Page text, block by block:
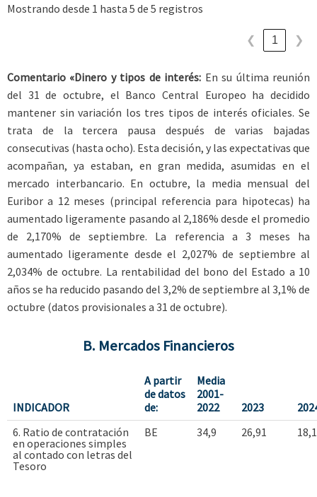
Mostrando desde 1 hasta 5 de 5 registros
❮ 1 ❯
Comentario «Dinero y tipos de interés: En su última reunión
del 31 de octubre, el Banco Central Europeo ha decidido
mantener sin variación los tres tipos de interés oficiales. Se
trata de la tercera pausa después de varias bajadas
consecutivas (hasta ocho). Esta decisión, y las expectativas que
acompañan, ya estaban, en gran medida, asumidas en el
mercado interbancario. En octubre, la media mensual del
Euribor a 12 meses (principal referencia para hipotecas) ha
aumentado ligeramente pasando al 2,186% desde el promedio
de 2,170% de septiembre. La referencia a 3 meses ha
aumentado ligeramente desde el 2,027% de septiembre al
2,034% de octubre. La rentabilidad del bono del Estado a 10
años se ha reducido pasando del 3,2% de septiembre al 3,1% de
octubre (datos provisionales a 31 de octubre).
B. Mercados Financieros
INDICADOR
A partir
de datos
de:
Media
2001-
2022
2023
6. Ratio de contratación
en operaciones simples
al contado con letras del
Tesoro
BE 34,9 26,91 18,1